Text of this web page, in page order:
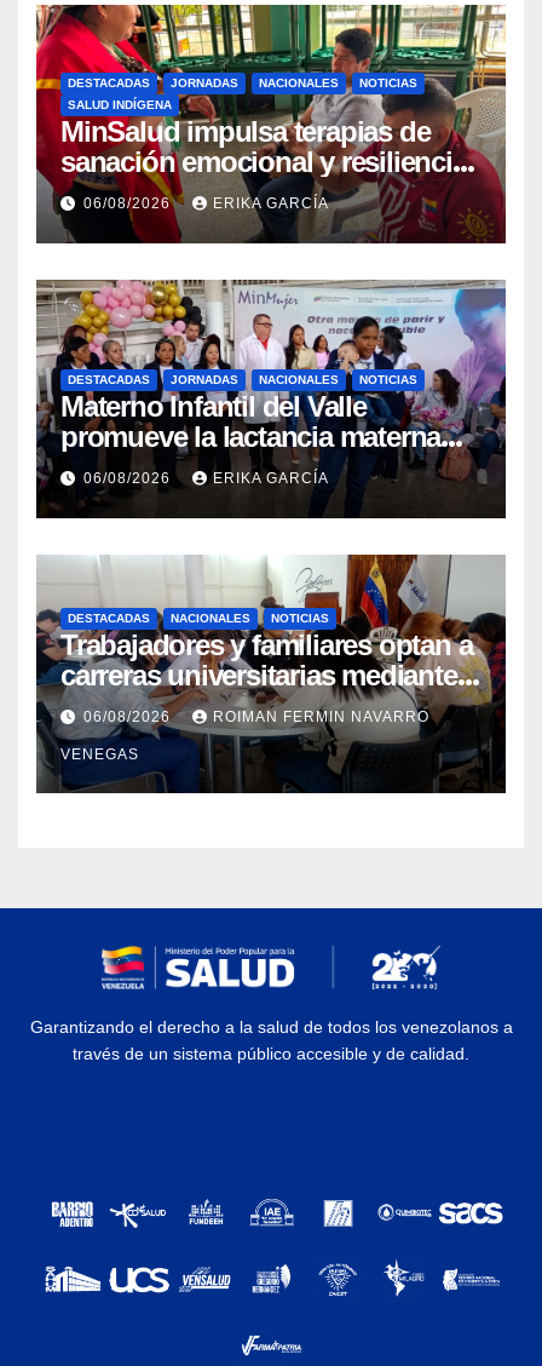
DESTACADAS JORNADAS NACIONALES
NOTICIAS
SALUD INDÍGENA
MinSalud impulsa terapias de
sanación emocional y resiliencia
post-sismo junto a comunidades
indígenas en Caracas
06/08/2026 ERIKA GARCÍA
DESTACADAS JORNADAS NACIONALES NOTICIAS
Materno Infantil del Valle
promueve la lactancia materna
como un inicio sostenible para la
vida
06/08/2026 ERIKA GARCÍA
DESTACADAS NACIONALES NOTICIAS
Trabajadores y familiares optan a
carreras universitarias mediante
convenio entre MinSalud y la
UCV
06/08/2026 ROIMAN FERMIN NAVARRO
VENEGAS
Garantizando el derecho a la salud de todos los venezolanos a
través de un sistema público accesible y de calidad.